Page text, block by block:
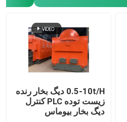
0.5-10t/H دیگ بخار رنده
زیست توده PLC کنترل
دیگ بخار بیوماس